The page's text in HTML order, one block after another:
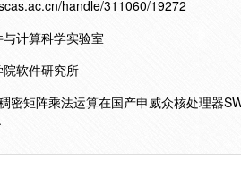
handle/311060/19272
计算科学实验室
软件研究所
密矩阵乘法运算在国产申威众核处理器